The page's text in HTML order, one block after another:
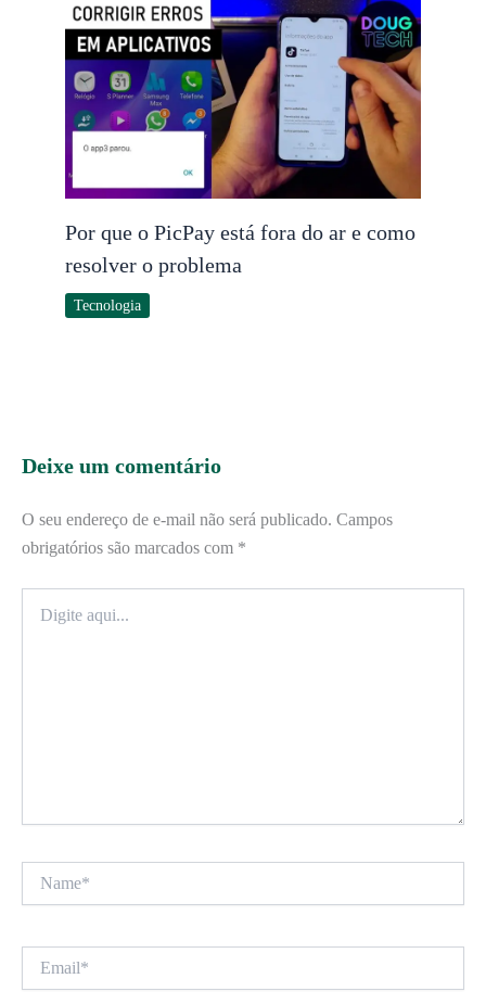
Por que o PicPay está fora do ar e como
resolver o problema
Tecnologia
Deixe um comentário
O seu endereço de e-mail não será publicado. Campos
obrigatórios são marcados com *
aqui...